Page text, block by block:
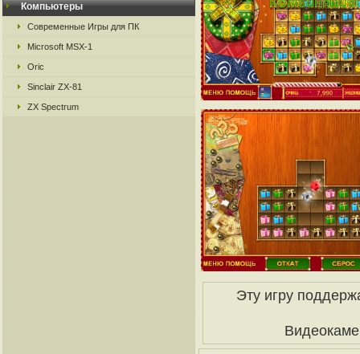
Компьютеры
Современные Игры для ПК
Microsoft MSX-1
Oric
Sinclair ZX-81
ZX Spectrum
Эту игру